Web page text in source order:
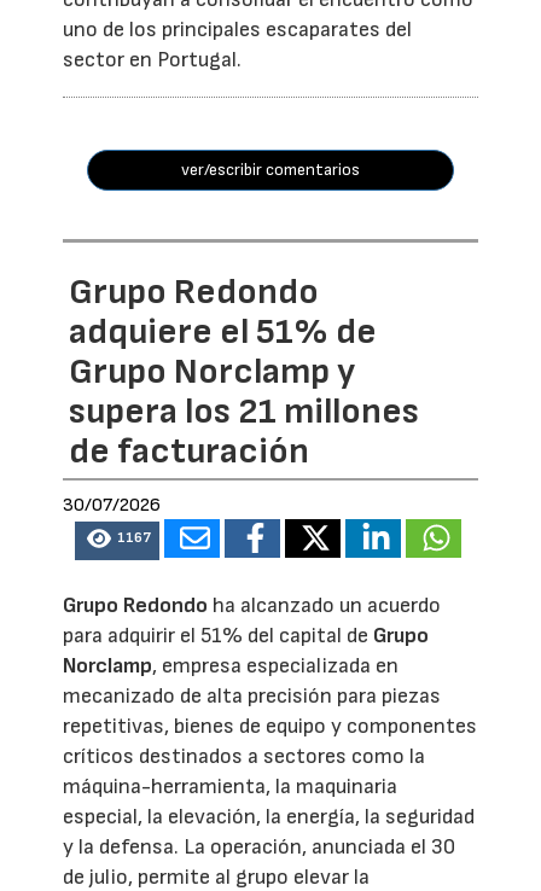
uno de los principales escaparates del
sector en Portugal.
ver/escribir comentarios
Grupo Redondo
adquiere el 51% de
Grupo Norclamp y
supera los 21 millones
de facturación
30/07/2026
1167
Grupo Redondo ha alcanzado un acuerdo
para adquirir el 51% del capital de Grupo
Norclamp, empresa especializada en
mecanizado de alta precisión para piezas
repetitivas, bienes de equipo y componentes
críticos destinados a sectores como la
máquina-herramienta, la maquinaria
especial, la elevación, la energía, la seguridad
y la defensa. La operación, anunciada el 30
de julio, permite al grupo elevar la